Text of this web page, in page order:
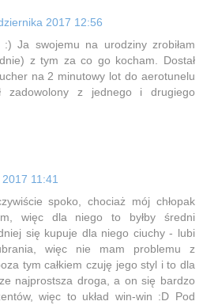
2017 12:56
:) Ja swojemu na urodziny zrobiłam
z tym za co go kocham. Dostał
na 2 minutowy lot do aerotunelu
zadowolony z jednego i drugiego
11:41
spoko, chociaż mój chłopak
więc dla niego to byłby średni
się kupuje dla niego ciuchy - lubi
więc nie mam problemu z
tym całkiem czuję jego styl i to dla
najprostsza droga, a on się bardzo
więc to układ win-win :D Pod